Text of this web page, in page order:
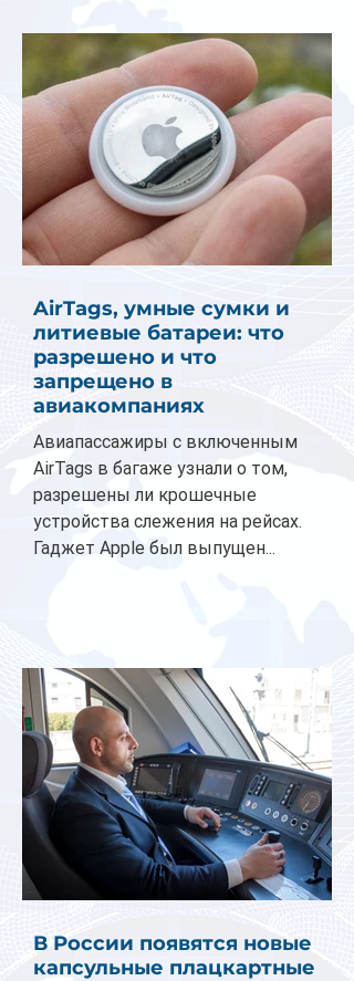
AirTags, умные сумки и
литиевые батареи: что
разрешено и что
запрещено в
авиакомпаниях
Авиапассажиры с включенным
AirTags в багаже узнали о том,
разрешены ли крошечные
устройства слежения на рейсах.
Гаджет Apple был выпущен...
В России появятся новые
капсульные плацкартные